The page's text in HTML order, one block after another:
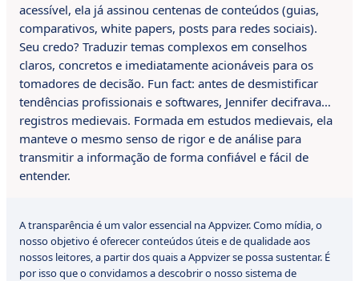
suporte
contratual
cliente
Medição do
sucesso
Conformidade
com os
compromissos
iniciais (custos,
prazos e
Satisfação
cliente e
valor
agregado do
produto
acessível, ela já assinou centenas de conteúdos (guias,
comparativos, white papers, posts para redes sociais).
Seu credo? Traduzir temas complexos em conselhos
claros, concretos e imediatamente acionáveis para os
tomadores de decisão. Fun fact: antes de desmistificar
tendências profissionais e softwares, Jennifer decifrava…
registros medievais. Formada em estudos medievais, ela
manteve o mesmo senso de rigor e de análise para
transmitir a informação de forma confiável e fácil de
entender.
A transparência é um valor essencial na Appvizer. Como mídia, o
nosso objetivo é oferecer conteúdos úteis e de qualidade aos
nossos leitores, a partir dos quais a Appvizer se possa sustentar. É
por isso que o convidamos a descobrir o nosso sistema de